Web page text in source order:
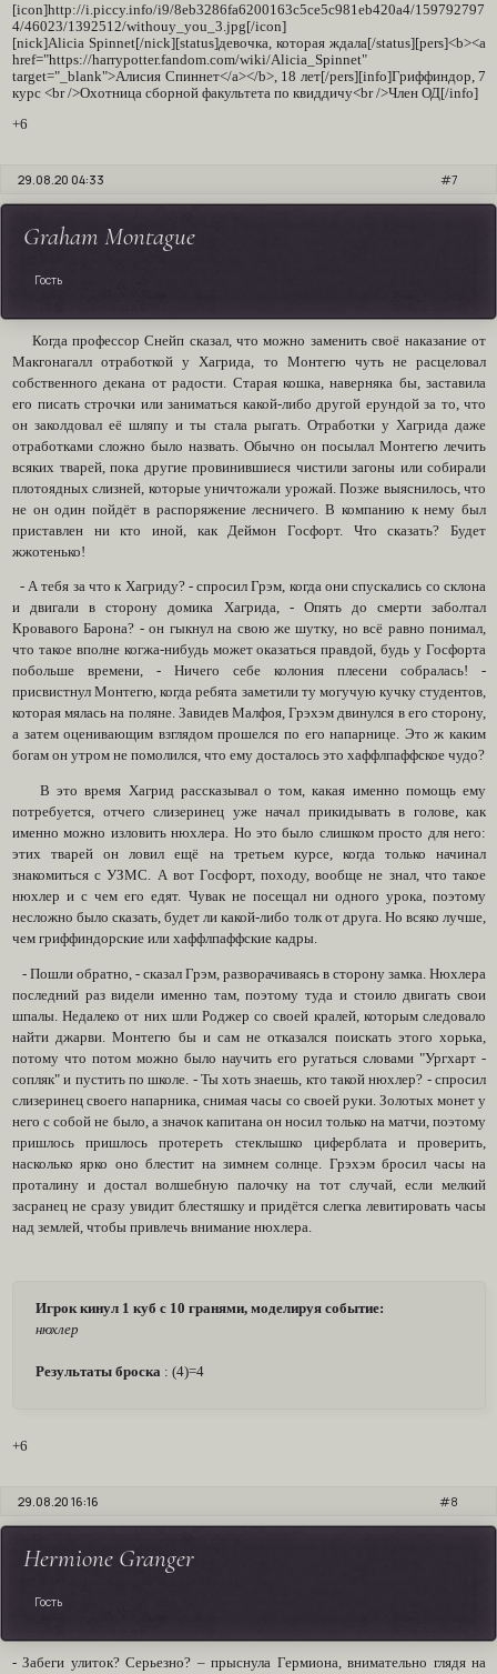
[icon]http://i.piccy.info/i9/8eb3286fa6200163c5ce5c981eb420a4/159792797
4/46023/1392512/withouy_you_3.jpg[/icon]
[nick]Alicia Spinnet[/nick][status]девочка, которая ждала[/status][pers]<b><a
href="https://harrypotter.fandom.com/wiki/Alicia_Spinnet"
target="_blank">Алисия Спиннет</a></b>, 18 лет[/pers][info]Гриффиндор, 7
курс <br />Охотница сборной факультета по квиддичу<br />Член ОД[/info]
+6
7
29.08.20 04:33
Graham Montague
Гость
Когда профессор Снейп сказал, что можно заменить своё наказание от
Макгонагалл отработкой у Хагрида, то Монтегю чуть не расцеловал
собственного декана от радости. Старая кошка, наверняка бы, заставила
его писать строчки или заниматься какой-либо другой ерундой за то, что
он заколдовал её шляпу и ты стала рыгать. Отработки у Хагрида даже
отработками сложно было назвать. Обычно он посылал Монтегю лечить
всяких тварей, пока другие провинившиеся чистили загоны или собирали
плотоядных слизней, которые уничтожали урожай. Позже выяснилось, что
не он один пойдёт в распоряжение лесничего. В компанию к нему был
приставлен ни кто иной, как Деймон Госфорт. Что сказать? Будет
жжотенько!
- А тебя за что к Хагриду? - спросил Грэм, когда они спускались со склона
и двигали в сторону домика Хагрида, - Опять до смерти заболтал
Кровавого Барона? - он гыкнул на свою же шутку, но всё равно понимал,
что такое вполне когжа-нибудь может оказаться правдой, будь у Госфорта
побольше времени, - Ничего себе колония плесени собралась! -
присвистнул Монтегю, когда ребята заметили ту могучую кучку студентов,
которая мялась на поляне. Завидев Малфоя, Грэхэм двинулся в его сторону,
а затем оценивающим взглядом прошелся по его напарнице. Это ж каким
богам он утром не помолился, что ему досталось это хаффлпаффское чудо?
В это время Хагрид рассказывал о том, какая именно помощь ему
потребуется, отчего слизеринец уже начал прикидывать в голове, как
именно можно изловить нюхлера. Но это было слишком просто для него:
этих тварей он ловил ещё на третьем курсе, когда только начинал
знакомиться с УЗМС. А вот Госфорт, походу, вообще не знал, что такое
нюхлер и с чем его едят. Чувак не посещал ни одного урока, поэтому
несложно было сказать, будет ли какой-либо толк от друга. Но всяко лучше,
чем гриффиндорские или хаффлпаффские кадры.
- Пошли обратно, - сказал Грэм, разворачиваясь в сторону замка. Нюхлера
последний раз видели именно там, поэтому туда и стоило двигать свои
шпалы. Недалеко от них шли Роджер со своей кралей, которым следовало
найти джарви. Монтегю бы и сам не отказался поискать этого хорька,
потому что потом можно было научить его ругаться словами "Ургхарт -
сопляк" и пустить по школе. - Ты хоть знаешь, кто такой нюхлер? - спросил
слизеринец своего напарника, снимая часы со своей руки. Золотых монет у
него с собой не было, а значок капитана он носил только на матчи, поэтому
пришлось пришлось протереть стеклышко циферблата и проверить,
насколько ярко оно блестит на зимнем солнце. Грэхэм бросил часы на
проталину и достал волшебную палочку на тот случай, если мелкий
засранец не сразу увидит блестяшку и придётся слегка левитировать часы
над землей, чтобы привлечь внимание нюхлера.
Игрок кинул 1 куб с 10 гранями, моделируя событие:
нюхлер
Результаты броска : (4)=4
+6
8
29.08.20 16:16
Hermione Granger
Гость
- Забеги улиток? Серьезно? – прыснула Гермиона, внимательно глядя на